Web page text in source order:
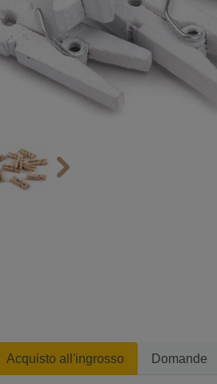
Acquisto all'ingrosso Domande